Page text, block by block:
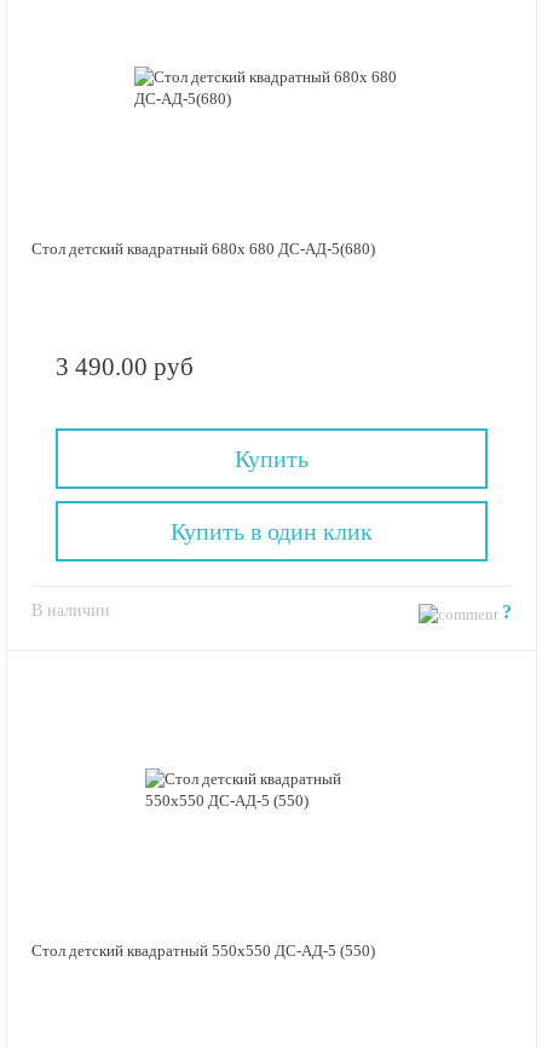
Стол детский квадратный 680х 680 ДС-АД-5(680)
3 490.00 руб
Купить
В наличии ?
Купить в один клик
Стол детский квадратный 550х550 ДС-АД-5 (550)